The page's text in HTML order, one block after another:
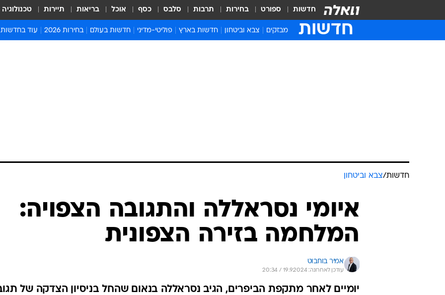
חדשות ספורט בחירות תרבות סלבס כסף אוכל בריאות תיירות טכנולוגיה
חדשות מבזקים צבא וביטחון חדשות בארץ פוליטי-מדיני חדשות בעולם בחירות 2026 עוד בחדשות
חדשות
חדשות/צבא וביטחון
איומי נסראללה והתגובה הצפויה:
המלחמה בזירה הצפונית
אמיר בוחבוט
עודכן לאחרונה: 19.9.2024 / 20:34
יומיים לאחר מתקפת הביפרים, הגיב נסראללה בנאום שהחל בניסיון הצדקה של